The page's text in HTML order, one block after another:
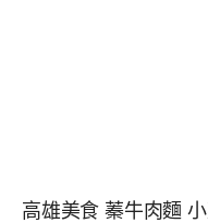
高雄美食 蓁牛肉麵